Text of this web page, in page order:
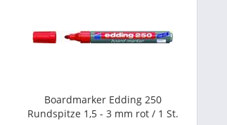
Boardmarker Edding 250
Rundspitze 1,5 - 3 mm rot / 1 St.